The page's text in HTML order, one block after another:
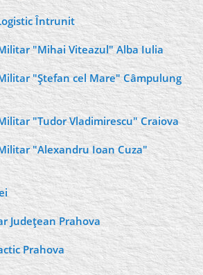
Întrunit
"Mihai Viteazul" Alba Iulia
"Ştefan cel Mare" Câmpulung
"Tudor Vladimirescu" Craiova
"Alexandru Ioan Cuza"
Judeţean Prahova
Prahova